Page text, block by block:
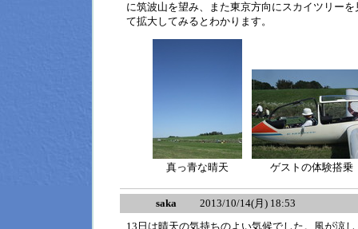
に筑波山を望み、また東京方向にスカイツリー
て拡大してみるとわかります。
真っ青な晴天 ゲストの体験搭乗
saka 2013/10/14(月) 18:53
13日は晴天の気持ちのよい気候でした。風が涼